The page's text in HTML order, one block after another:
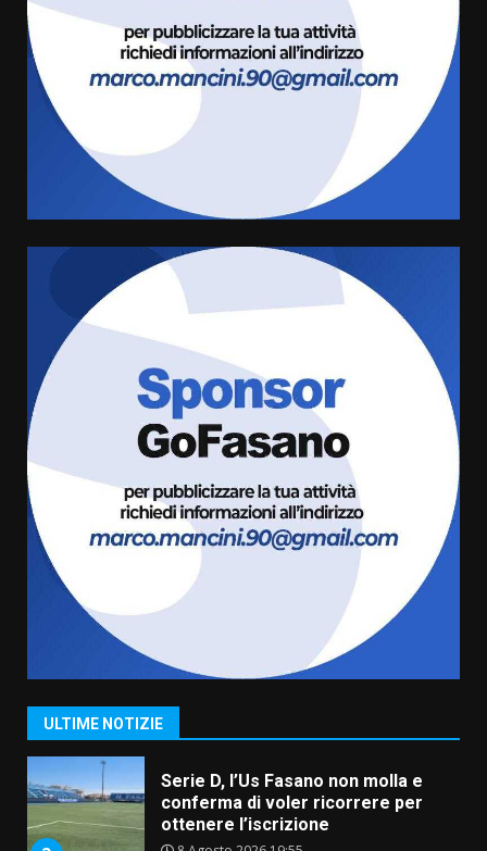
ULTIME NOTIZIE
8 Agosto 2026 11:00
Savelletri in festa, domani sera
grande spettacolo con Uccio De
Santis
Sostenibile: premiati gli studenti
universitari del bando “La strada
giusta”
8 Agosto 2026 07:15
“I Contestatori: Musica di
Rivoluzione”: nuovo
appuntamento con “Fasano in
Banda”
7 Agosto 2026 06:05
US Fasano, Scianaro: “Profonda
amarezza per esclusione dal
campionato di calcio”
7 Agosto 2026 06:00
1
Grande successo per la “Sagra
del Pesce Spada” a Savelletri
9 Agosto 2026 07:32
Serie D, l’Us Fasano non molla e
conferma di voler ricorrere per
ottenere l’iscrizione